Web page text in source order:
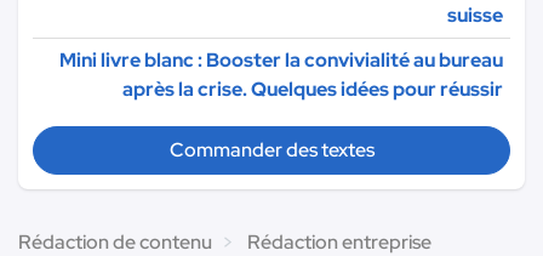
suisse
Mini livre blanc : Booster la convivialité au bureau
après la crise. Quelques idées pour réussir
Commander des textes
Rédaction de contenu
Rédaction entreprise